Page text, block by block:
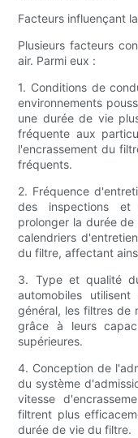
Facteurs influençant
Plusieurs facteurs
air. Parmi eux :
1. Conditions de
environnements
une durée de vie
fréquente aux
l'encrassement du
fréquents.
2. Fréquence
des inspections et
prolonger la durée
calendriers
du filtre, affectant
3. Type et qualité
automobiles
général, les filtres de
grâce à leurs
supérieures.
4. Conception de
du système
vitesse
filtrent plus
durée de vie du filtre.